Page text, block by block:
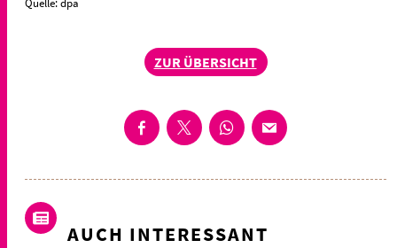
Quelle: dpa
ZUR ÜBERSICHT
AUCH INTERESSANT